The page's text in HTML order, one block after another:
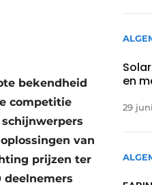
bekendheid
competitie
van
prijzen ter
deelnemers
en
29